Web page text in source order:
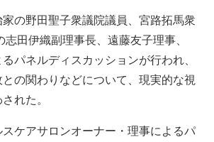
の野田聖子衆議院議員、宮路拓馬衆
田伊織副理事長、遠藤友子理事、
パネルディスカッションが行われ、
の関わりなどについて、現実的な視
れた。
ケアサロンオーナー・理事によるパ